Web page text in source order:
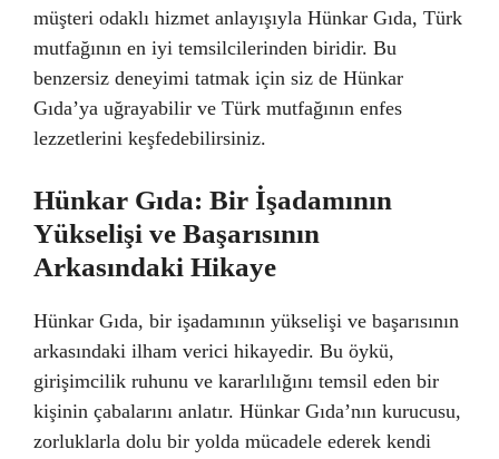
müşteri odaklı hizmet anlayışıyla Hünkar Gıda, Türk
mutfağının en iyi temsilcilerinden biridir. Bu
benzersiz deneyimi tatmak için siz de Hünkar
Gıda’ya uğrayabilir ve Türk mutfağının enfes
lezzetlerini keşfedebilirsiniz.
Hünkar Gıda: Bir İşadamının
Yükselişi ve Başarısının
Arkasındaki Hikaye
Hünkar Gıda, bir işadamının yükselişi ve başarısının
arkasındaki ilham verici hikayedir. Bu öykü,
girişimcilik ruhunu ve kararlılığını temsil eden bir
kişinin çabalarını anlatır. Hünkar Gıda’nın kurucusu,
zorluklarla dolu bir yolda mücadele ederek kendi